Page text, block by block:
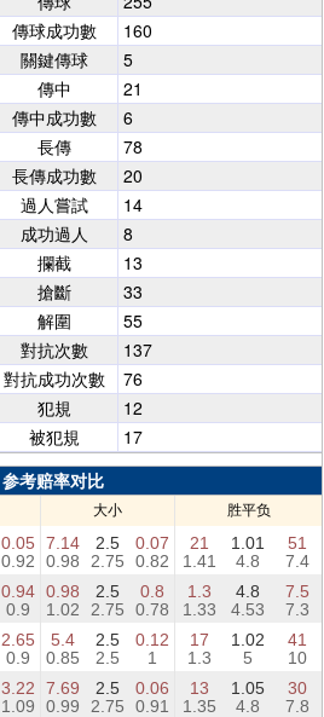
傳球成功數
160
關鍵傳球
5
傳中
21
傳中成功數
6
長傳
78
長傳成功數
20
過人嘗試
14
成功過人
8
攔截
13
搶斷
33
解圍
55
對抗次數
137
對抗成功次數
76
犯規
12
被犯規
17
参考赔率对比
大小 胜平负
0.05
0.92
7.14 2.5
0.07
0.98
2.75 0.82
21 1.01
51
1.41
4.8 7.4
0.94
0.9
0.98 2.5
0.8
1.02
2.75 0.78
1.3 4.8
7.5
1.33
4.53 7.3
2.65
0.9
5.4 2.5
0.12
0.85
2.5 1
17 1.02
41
1.3
5 10
3.22
1.09
7.69 2.5
0.06
0.99
2.75 0.91
13 1.05
30
1.35
4.8 7.8